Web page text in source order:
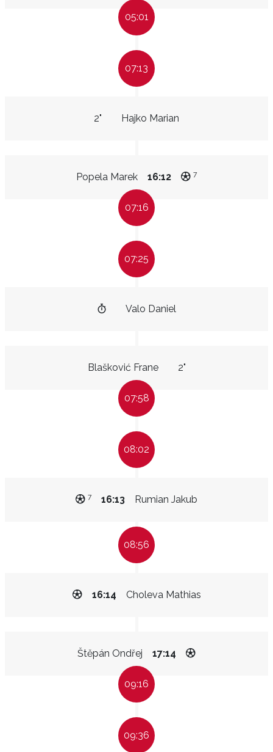
05:01
07:13
Hajko Marian
2"
Popela Marek 16:12 7
07:16
07:25
Valo Daniel
Blašković Frane 2"
07:58
08:02
Rumian Jakub
16:13
7
08:56
Choleva Mathias
16:14
Štěpán Ondřej 17:14
09:16
09:36